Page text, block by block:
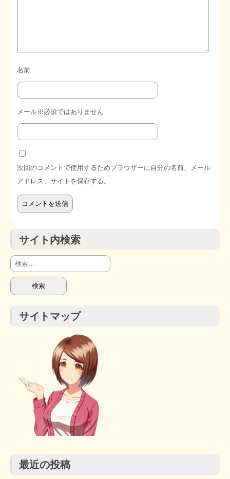
名前
メール※必須ではありません
次回のコメントで使用するためブラウザーに自分の名前、メール
アドレス、サイトを保存する。
サイト内検索
検
索:
サイトマップ
最近の投稿